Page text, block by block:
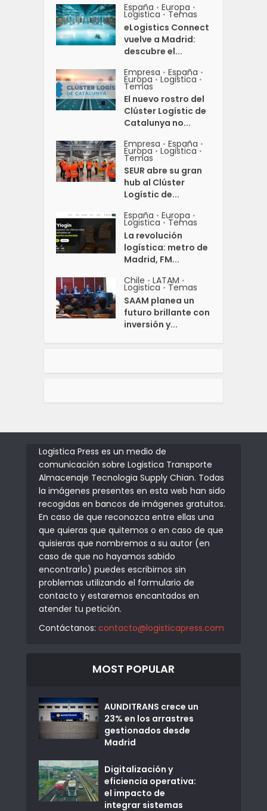
España • Europa •
Logistica • Temas
eLogistics Connect
vuelve a Madrid:
descubre el...
Empresa • España •
Europa • Logistica •
Temas
El nuevo rostro del
Clúster Logístic de
Catalunya no...
Empresa • España •
Europa • Logistica •
Temas
SEUR abre su gran
hub al Clúster
Logístic de...
España • Europa •
Logistica • Temas
La revolución
logística: metro de
Madrid, FM...
Chile • LATAM •
Logistica • Temas
SAAM planea un
futuro brillante con
inversión y...
Logistica Press es un medio de
comunicación sobre Logistica Transporte
Almacenaje Tecnologia Supply Chian. Todas
la imágenes presentes en esta web han sido
recogidas en bancos de imágenes gratuitos.
En caso de que reconozca entre ellas una
que quieras que quitemos o en caso de que
quisieras que nombremos a su autor (en
caso de que no hayamos sabido
encontrarlo) puedes escribirnos sin
problemas utilizando el formulario de
contacto y estaremos encantados en
atender tu petición.
Contáctanos: contacto@logisticapress.com
MOST POPULAR
AUNDITRANS crece un
23% en los arrastres
gestionados desde
Madrid
Digitalización y
eficiencia operativa:
el impacto de
integrar sistemas